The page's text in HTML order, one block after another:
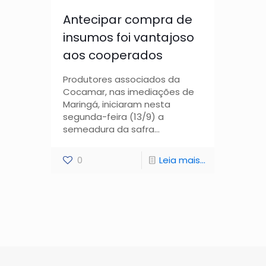
Antecipar compra de
insumos foi vantajoso
aos cooperados
Produtores associados da
Cocamar, nas imediações de
Maringá, iniciaram nesta
segunda-feira (13/9) a
semeadura da safra...
0 Leia mais...